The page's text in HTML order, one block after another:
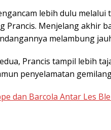
lebih dulu melalui
Prancis. Menjelang akhir
melambung
Prancis tampil lebih
penyelamatan
dan Barcola Antar Les